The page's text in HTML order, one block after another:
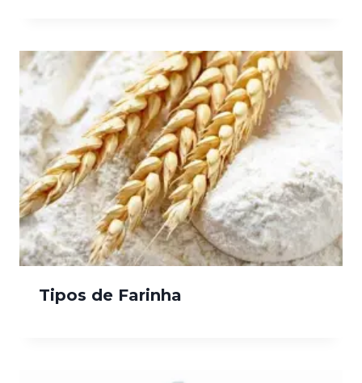
Tipos de Farinha